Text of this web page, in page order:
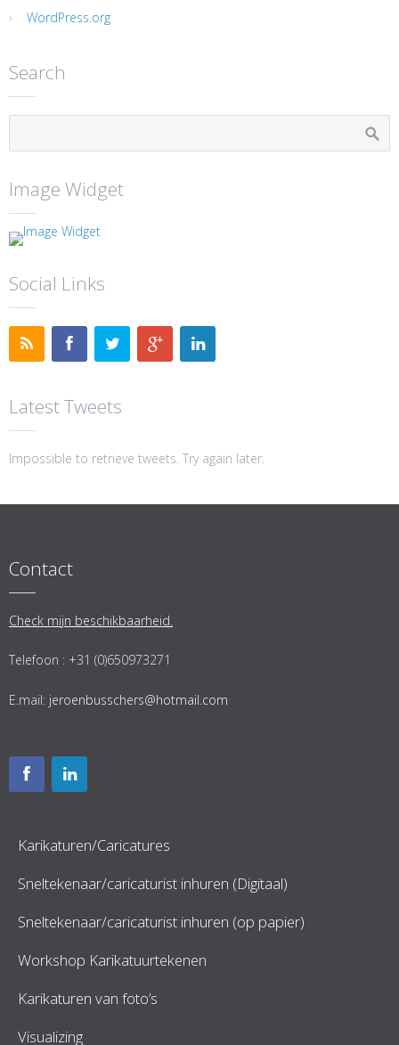
WordPress.org
Search
Image Widget
Social Links
Latest Tweets
Impossible to retrieve tweets. Try again later.
Contact
Check mijn beschikbaarheid.
Telefoon : +31 (0)650973271
E.mail: jeroenbusschers@hotmail.com
Karikaturen/Caricatures
Sneltekenaar/caricaturist inhuren (Digitaal)
Sneltekenaar/caricaturist inhuren (op papier)
Workshop Karikatuurtekenen
Karikaturen van foto’s
Visualizing